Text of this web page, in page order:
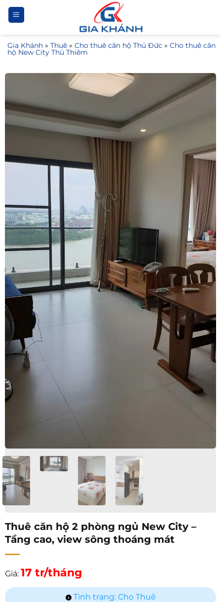
Bỏ
qua
dung
Gia Khánh » Thuê » Cho thuê căn hộ Thủ Đức » Cho thuê căn
hộ New City Thủ Thiêm
Thuê căn hộ 2 phòng ngủ New City –
Tầng cao, view sông thoáng mát
Giá: 17 tr/tháng
Tình trạng: Cho Thuê